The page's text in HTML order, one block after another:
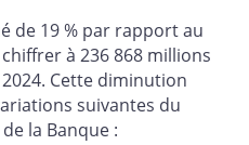
de 19 % par rapport au
à 236 868 millions
Cette diminution
suivantes du
la Banque :